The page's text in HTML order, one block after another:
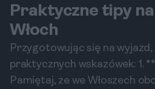
Praktyczne tipy
Włoch
Przygotowując się na
praktycznych wskazówek: 1.
Pamiętaj, że we Włoszech